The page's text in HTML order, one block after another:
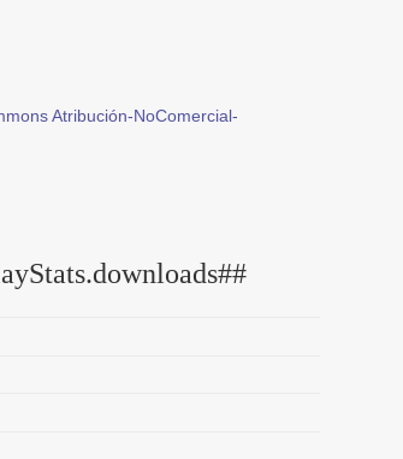
Atribución-NoComercial-